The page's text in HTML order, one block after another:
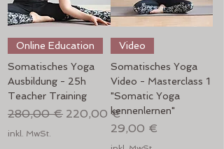
Online Education
Somatisches Yoga
Ausbildung - 25h
Teacher Training
Standardpreis
280,00 € Sale-Preis
220,00 €
inkl. MwSt.
Video
Somatisches Yoga
Video - Masterclass 1
"Somatic Yoga
kennenlernen"
Preis
29,00 €